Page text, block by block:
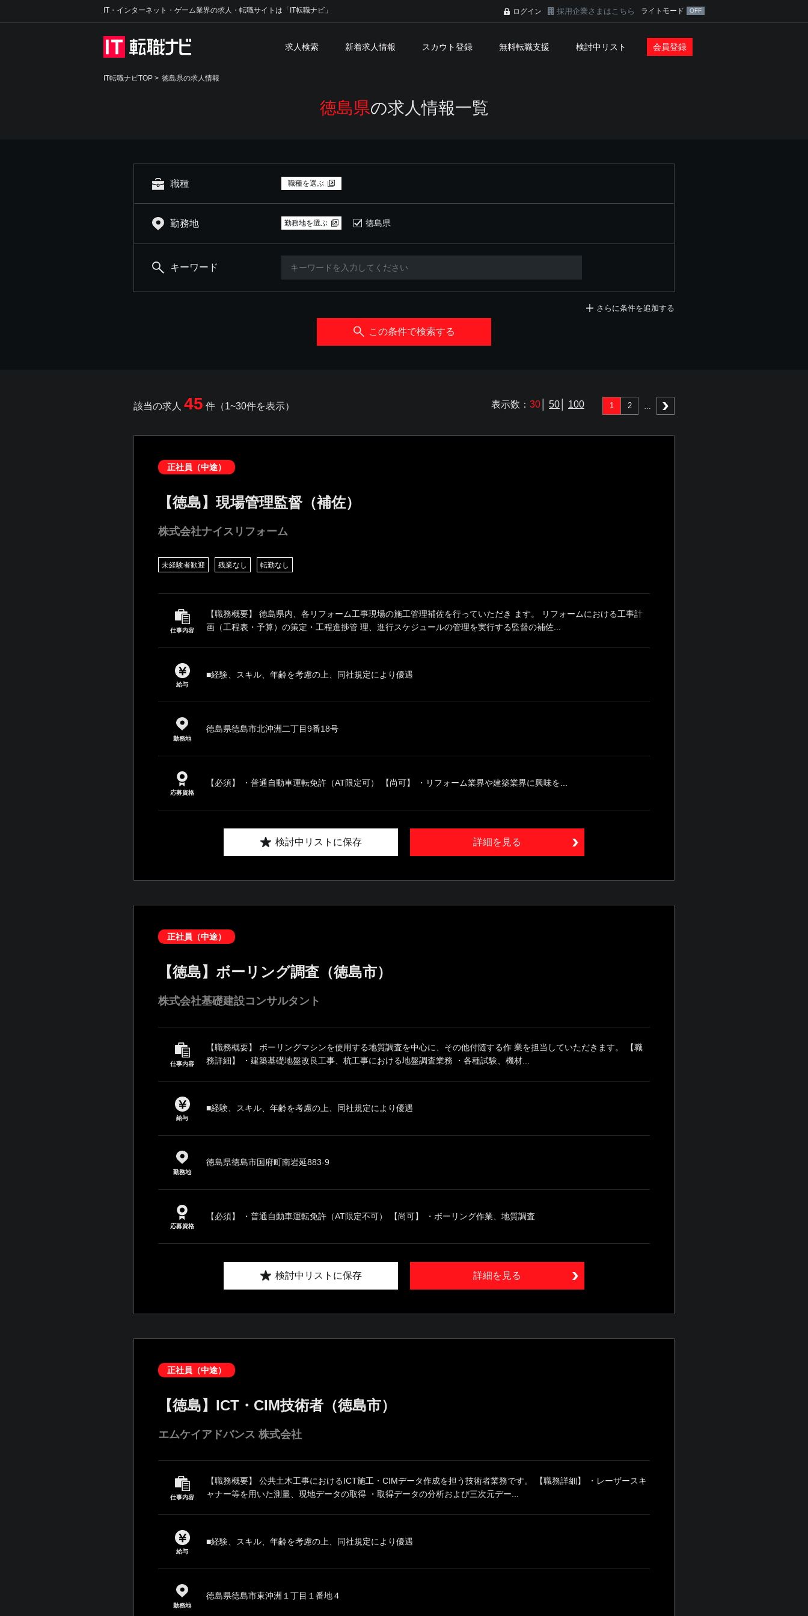
IT・インターネット・ゲーム業界の求人・転職サイトは「IT転職ナビ」 ログイン 採用企業さまはこちら ライトモード
求人検索 新着求人情報 スカウト登録 無料転職支援 検討中リスト 会員登録
IT転職ナビTOP > 徳島県の求人情報
徳島県の求人情報一覧
職種 職種を選ぶ
勤務地 勤務地を選ぶ 徳島県
キーワード
さらに条件を追加する
この条件で検索する
該当の求人 45 件（1~30件を表示） 表示数： 30 50 100 1 2
正社員（中途）
【徳島】現場管理監督（補佐）
株式会社ナイスリフォーム
未経験者歓迎 残業なし 転勤なし
仕事内容
【職務概要】 徳島県内、各リフォーム工事現場の施工管理補佐を行っていただき ます。 リフォームにおける工事計
画（工程表・予算）の策定・工程進捗管 理、進行スケジュールの管理を実行する監督の補佐...
給与
■経験、スキル、年齢を考慮の上、同社規定により優遇
勤務地
徳島県徳島市北沖洲二丁目9番18号
応募資格
【必須】 ・普通自動車運転免許（AT限定可） 【尚可】 ・リフォーム業界や建築業界に興味を...
詳細を見る
検討中リストに保存
正社員（中途）
【徳島】ボーリング調査（徳島市）
株式会社基礎建設コンサルタント
仕事内容
【職務概要】 ボーリングマシンを使用する地質調査を中心に、その他付随する作 業を担当していただきます。 【職
務詳細】 ・建築基礎地盤改良工事、杭工事における地盤調査業務 ・各種試験、機材...
給与
■経験、スキル、年齢を考慮の上、同社規定により優遇
勤務地
徳島県徳島市国府町南岩延883-9
応募資格
【必須】 ・普通自動車運転免許（AT限定不可） 【尚可】 ・ボーリング作業、地質調査
詳細を見る
検討中リストに保存
正社員（中途）
【徳島】ICT・CIM技術者（徳島市）
エムケイアドバンス 株式会社
仕事内容
【職務概要】 公共土木工事におけるICT施工・CIMデータ作成を担う技術者業務です。 【職務詳細】 ・レーザースキ
ャナー等を用いた測量、現地データの取得 ・取得データの分析および三次元デー...
給与
■経験、スキル、年齢を考慮の上、同社規定により優遇
勤務地
徳島県徳島市東沖洲１丁目１番地４